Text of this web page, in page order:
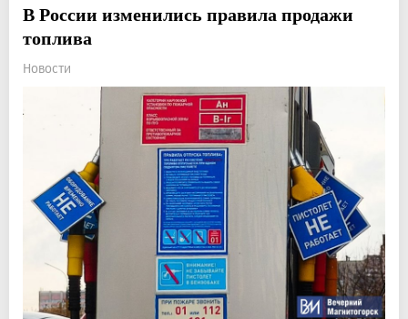
В России изменились правила продажи
топлива
Новости